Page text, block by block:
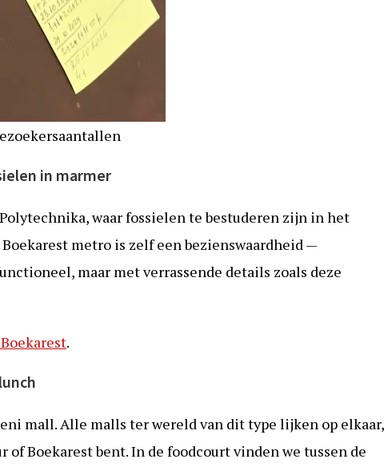
in marmer
waar fossielen te bestuderen zijn in het
metro is zelf een bezienswaardheid —
maar met verrassende details zoals deze
.
mall. Alle malls ter wereld van dit type lijken op elkaar,
of Boekarest bent. In de foodcourt vinden we tussen de